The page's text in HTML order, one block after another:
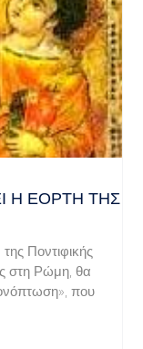
Η ΕΟΡΤΉ ΤΗΣ
Ποντιφικής
στη Ρώμη, θα
που